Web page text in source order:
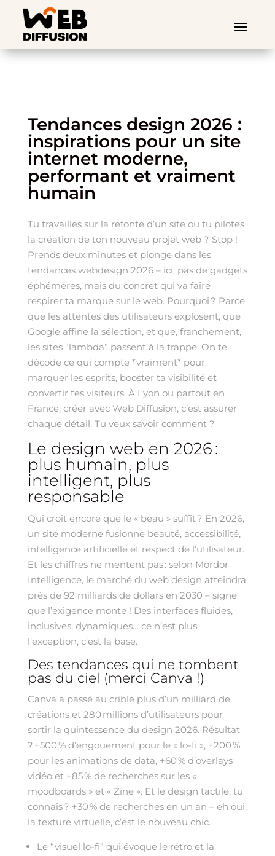
Tendances design 2026 :
inspirations pour un site
internet moderne,
performant et vraiment
humain
Tu travailles sur la refonte d’un site ou tu pilotes
la création de ton nouveau projet web ? Stop !
Prends deux minutes et plonge dans les
tendances webdesign 2026 – ici, pas de gadgets
éphémères, mais du concret qui va faire
respirer ta marque sur le web. Pourquoi ? Parce
que les attentes des utilisateurs explosent, que
Google affine la sélection, et que, franchement,
les sites “lambda” passent à la trappe. On te
décode ce qui compte *vraiment* pour
marquer les esprits, booster ta visibilité et
convertir tes visiteurs. À Lyon ou partout en
France, créer avec Web Diffusion, c’est assurer
chaque détail. Tu veux savoir comment ?
Le design web en 2026 :
plus humain, plus
intelligent, plus
responsable
Qui croit encore que le « beau » suffit ? En 2026,
un site moderne fusionne beauté, accessibilité,
intelligence artificielle et respect de l’utilisateur.
Et les chiffres ne mentent pas : selon Mordor
Intelligence, le marché du web design atteindra
près de 92 milliards de dollars en 2030 – signe
que l’exigence monte ! Des interfaces fluides,
inclusives, dynamiques… ce n’est plus
l’exception, c’est la base.
Des tendances qui ne tombent
pas du ciel (merci Canva !)
Canva a passé au crible plus d’un milliard de
créations et 280 millions d’utilisateurs pour
sortir la quintessence du design 2026. Résultat
? +500 % d’engouement pour le « lo-fi », +200 %
pour les animations de data, +60 % d’overlays
vidéo et +85 % de recherches sur les «
moodboards » et « Zine ». Et le design tactile, tu
connais ? +30 % de recherches en un an – eh oui,
la texture virtuelle, c’est le nouveau chic.
Le “visuel lo-fi” qui évoque le rétro et la